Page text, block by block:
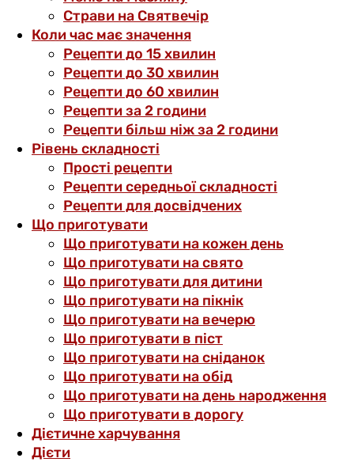
Страви на Святвечір
Коли час має значення
Рецепти до 15 хвилин
Рецепти до 30 хвилин
Рецепти до 60 хвилин
Рецепти за 2 години
Рецепти більш ніж за 2 години
Рівень складності
Прості рецепти
Рецепти середньої складності
Рецепти для досвідчених
Що приготувати
Що приготувати на кожен день
Що приготувати на свято
Що приготувати для дитини
Що приготувати на пікнік
Що приготувати на вечерю
Що приготувати в піст
Що приготувати на сніданок
Що приготувати на обід
Що приготувати на день народження
Що приготувати в дорогу
Дієтичне харчування
Дієти